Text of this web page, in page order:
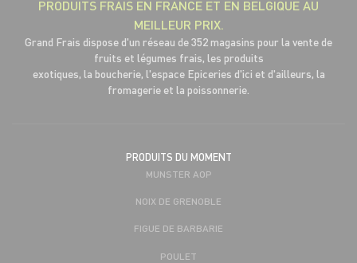
PRODUITS FRAIS EN FRANCE ET EN BELGIQUE AU
MEILLEUR PRIX.
Grand Frais dispose d'un réseau de 352 magasins pour la vente de
fruits et légumes frais, les produits
exotiques, la boucherie, l'espace Epiceries d'ici et d'ailleurs, la
fromagerie et la poissonnerie.
PRODUITS DU MOMENT
MUNSTER AOP
NOIX DE GRENOBLE
FIGUE DE BARBARIE
POULET